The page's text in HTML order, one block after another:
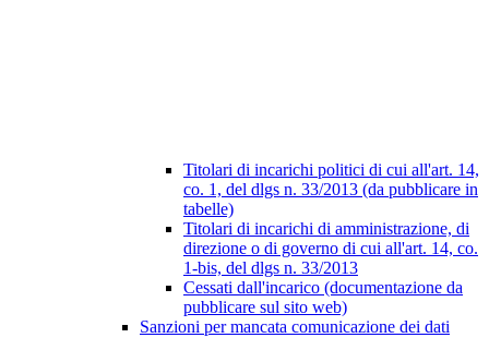
Titolari di incarichi politici di cui all'art. 14,
co. 1, del dlgs n. 33/2013 (da pubblicare in
tabelle)
Titolari di incarichi di amministrazione, di
direzione o di governo di cui all'art. 14, co.
1-bis, del dlgs n. 33/2013
Cessati dall'incarico (documentazione da
pubblicare sul sito web)
Sanzioni per mancata comunicazione dei dati